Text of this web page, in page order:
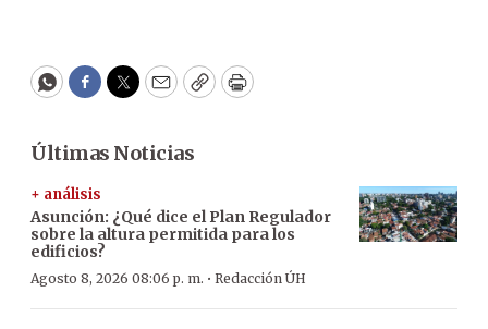
WhatsApp
Facebook
Twitter
EmailCopyPrint
Últimas Noticias
+ análisis
Asunción: ¿Qué dice el Plan Regulador
sobre la altura permitida para los
edificios?
Agosto 8, 2026 08:06 p. m. · Redacción ÚH